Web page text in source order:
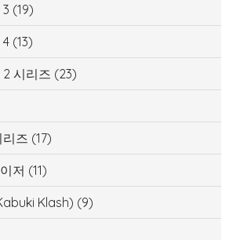
(19)
4 (13)
시리즈 (23)
즈 (17)
저 (11)
Klash) (9)